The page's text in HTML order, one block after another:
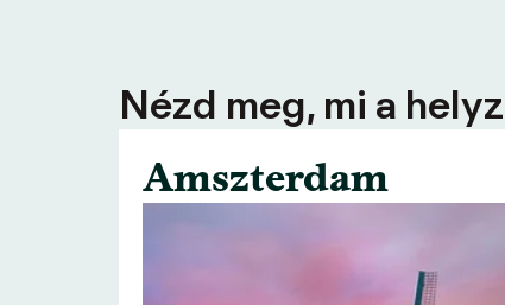
Nézd meg, mi a
Amszterdam